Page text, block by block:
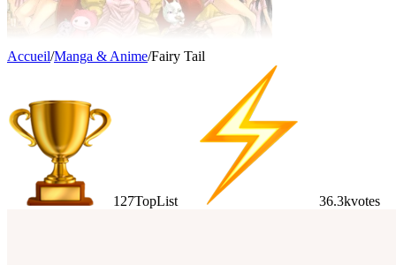
Accueil/Manga & Anime/Fairy Tail
127TopList 36.3kvotes